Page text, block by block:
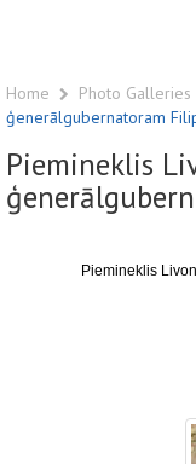
Home Photo Galleries
ģenerālgubernatoram
Piemineklis
Piemineklis